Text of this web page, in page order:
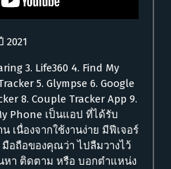
3. Life360 4. Find My
5. Glympse 6. Google
8. Couple Tracker App 9.
Phone เป็นแอป ที่ได้รับ
เนื่องจากใช้งานง่าย มีฟีเจอร์
อถือของคุณว่า ไปลืมวางไว้
า ติดตาม หรือ บอกตำแหน่ง